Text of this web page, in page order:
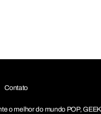
Contato
o melhor do mundo POP,